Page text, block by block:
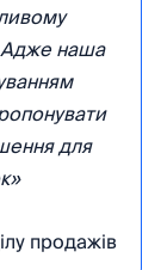
Адже наша
для
продажів